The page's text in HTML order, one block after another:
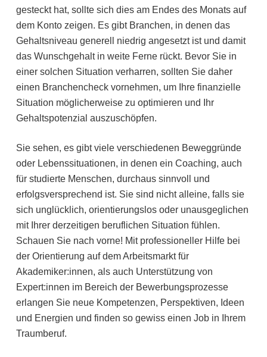
gesteckt hat, sollte sich dies am Endes des Monats auf
dem Konto zeigen. Es gibt Branchen, in denen das
Gehaltsniveau generell niedrig angesetzt ist und damit
das Wunschgehalt in weite Ferne rückt. Bevor Sie in
einer solchen Situation verharren, sollten Sie daher
einen Branchencheck vornehmen, um Ihre finanzielle
Situation möglicherweise zu optimieren und Ihr
Gehaltspotenzial auszuschöpfen.
Sie sehen, es gibt viele verschiedenen Beweggründe
oder Lebenssituationen, in denen ein Coaching, auch
für studierte Menschen, durchaus sinnvoll und
erfolgsversprechend ist. Sie sind nicht alleine, falls sie
sich unglücklich, orientierungslos oder unausgeglichen
mit Ihrer derzeitigen beruflichen Situation fühlen.
Schauen Sie nach vorne! Mit professioneller Hilfe bei
der Orientierung auf dem Arbeitsmarkt für
Akademiker:innen, als auch Unterstützung von
Expert:innen im Bereich der Bewerbungsprozesse
erlangen Sie neue Kompetenzen, Perspektiven, Ideen
und Energien und finden so gewiss einen Job in Ihrem
Traumberuf.